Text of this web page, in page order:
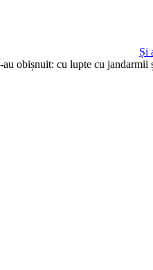
Și
obișnuit: cu lupte cu